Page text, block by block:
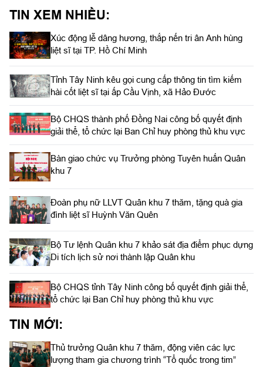
TIN XEM NHIỀU:
Xúc động lễ dâng hương, thắp nến tri ân Anh hùng
liệt sĩ tại TP. Hồ Chí Minh
Tỉnh Tây Ninh kêu gọi cung cấp thông tin tìm kiếm
hài cốt liệt sĩ tại ấp Cầu Vịnh, xã Hảo Đước
Bộ CHQS thành phố Đồng Nai công bố quyết định
giải thể, tổ chức lại Ban Chỉ huy phòng thủ khu vực
Bàn giao chức vụ Trưởng phòng Tuyên huấn Quân
khu 7
Đoàn phụ nữ LLVT Quân khu 7 thăm, tặng quà gia
đình liệt sĩ Huỳnh Văn Quên
Bộ Tư lệnh Quân khu 7 khảo sát địa điểm phục dựng
Di tích lịch sử nơi thành lập Quân khu
Bộ CHQS tỉnh Tây Ninh công bố quyết định giải thể,
tổ chức lại Ban Chỉ huy phòng thủ khu vực
TIN MỚI:
Thủ trưởng Quân khu 7 thăm, động viên các lực
lượng tham gia chương trình “Tổ quốc trong tim”